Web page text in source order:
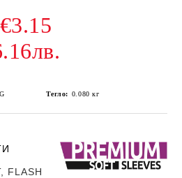
€3.15
Тегло: 0.080 кг